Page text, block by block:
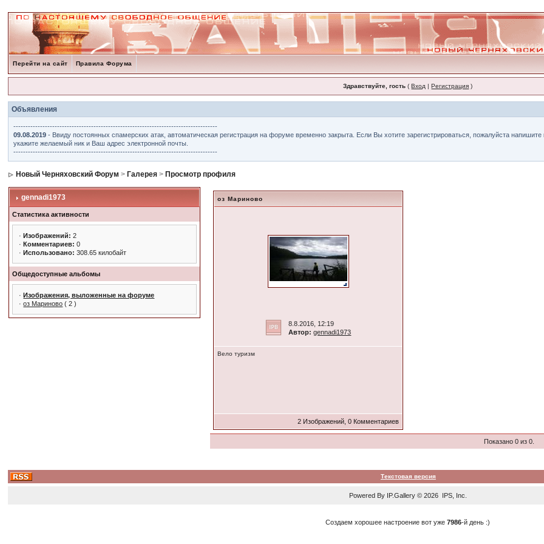
Перейти на сайт Правила Форума
Здравствуйте, гость (Вход |Регистрация )
Объявления
------------------------------------------------------------------------------------
09.08.2019 - Ввиду постоянных спамерских атак, автоматическая регистрация на форуме временно закрыта. Если Вы хотите зарегистрироваться, пожалуйста
укажите желаемый ник и Ваш адрес электронной почты.
------------------------------------------------------------------------------------
Новый Черняховский Форум > Галерея > Просмотр профиля
gennadi1973
Статистика активности
·Изображений:2
·Комментариев:0
·Использовано:308.65 килобайт
Общедоступные альбомы
·Изображения, выложенные на форуме
·оз Мариново ( 2 )
оз Мариново
8.8.2016, 12:19
Автор: gennadi1973
Вело туризм
2 Изображений, 0 Комментариев
Показано 0 из 0.
Текстовая версия
Powered By IP.Gallery© 2026 IPS, Inc.
Создаем хорошее настроение вот уже7986-й день :)